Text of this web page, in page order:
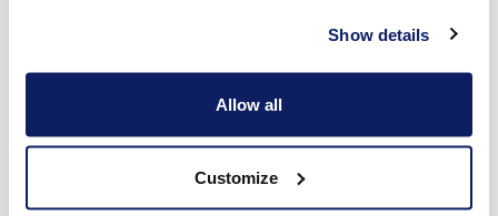
Show details
Allow all
Customize
voor je woning in
Pittem: voorzet-, inbouw- en opbouwscreens.
Opbouwscreens zijn voor een nieuwbouwwoning uiterst
geïnstalleerd, samen met de ramen. Zo blijft het
warmteverlies beperkt én werk je ze perfect weg in je